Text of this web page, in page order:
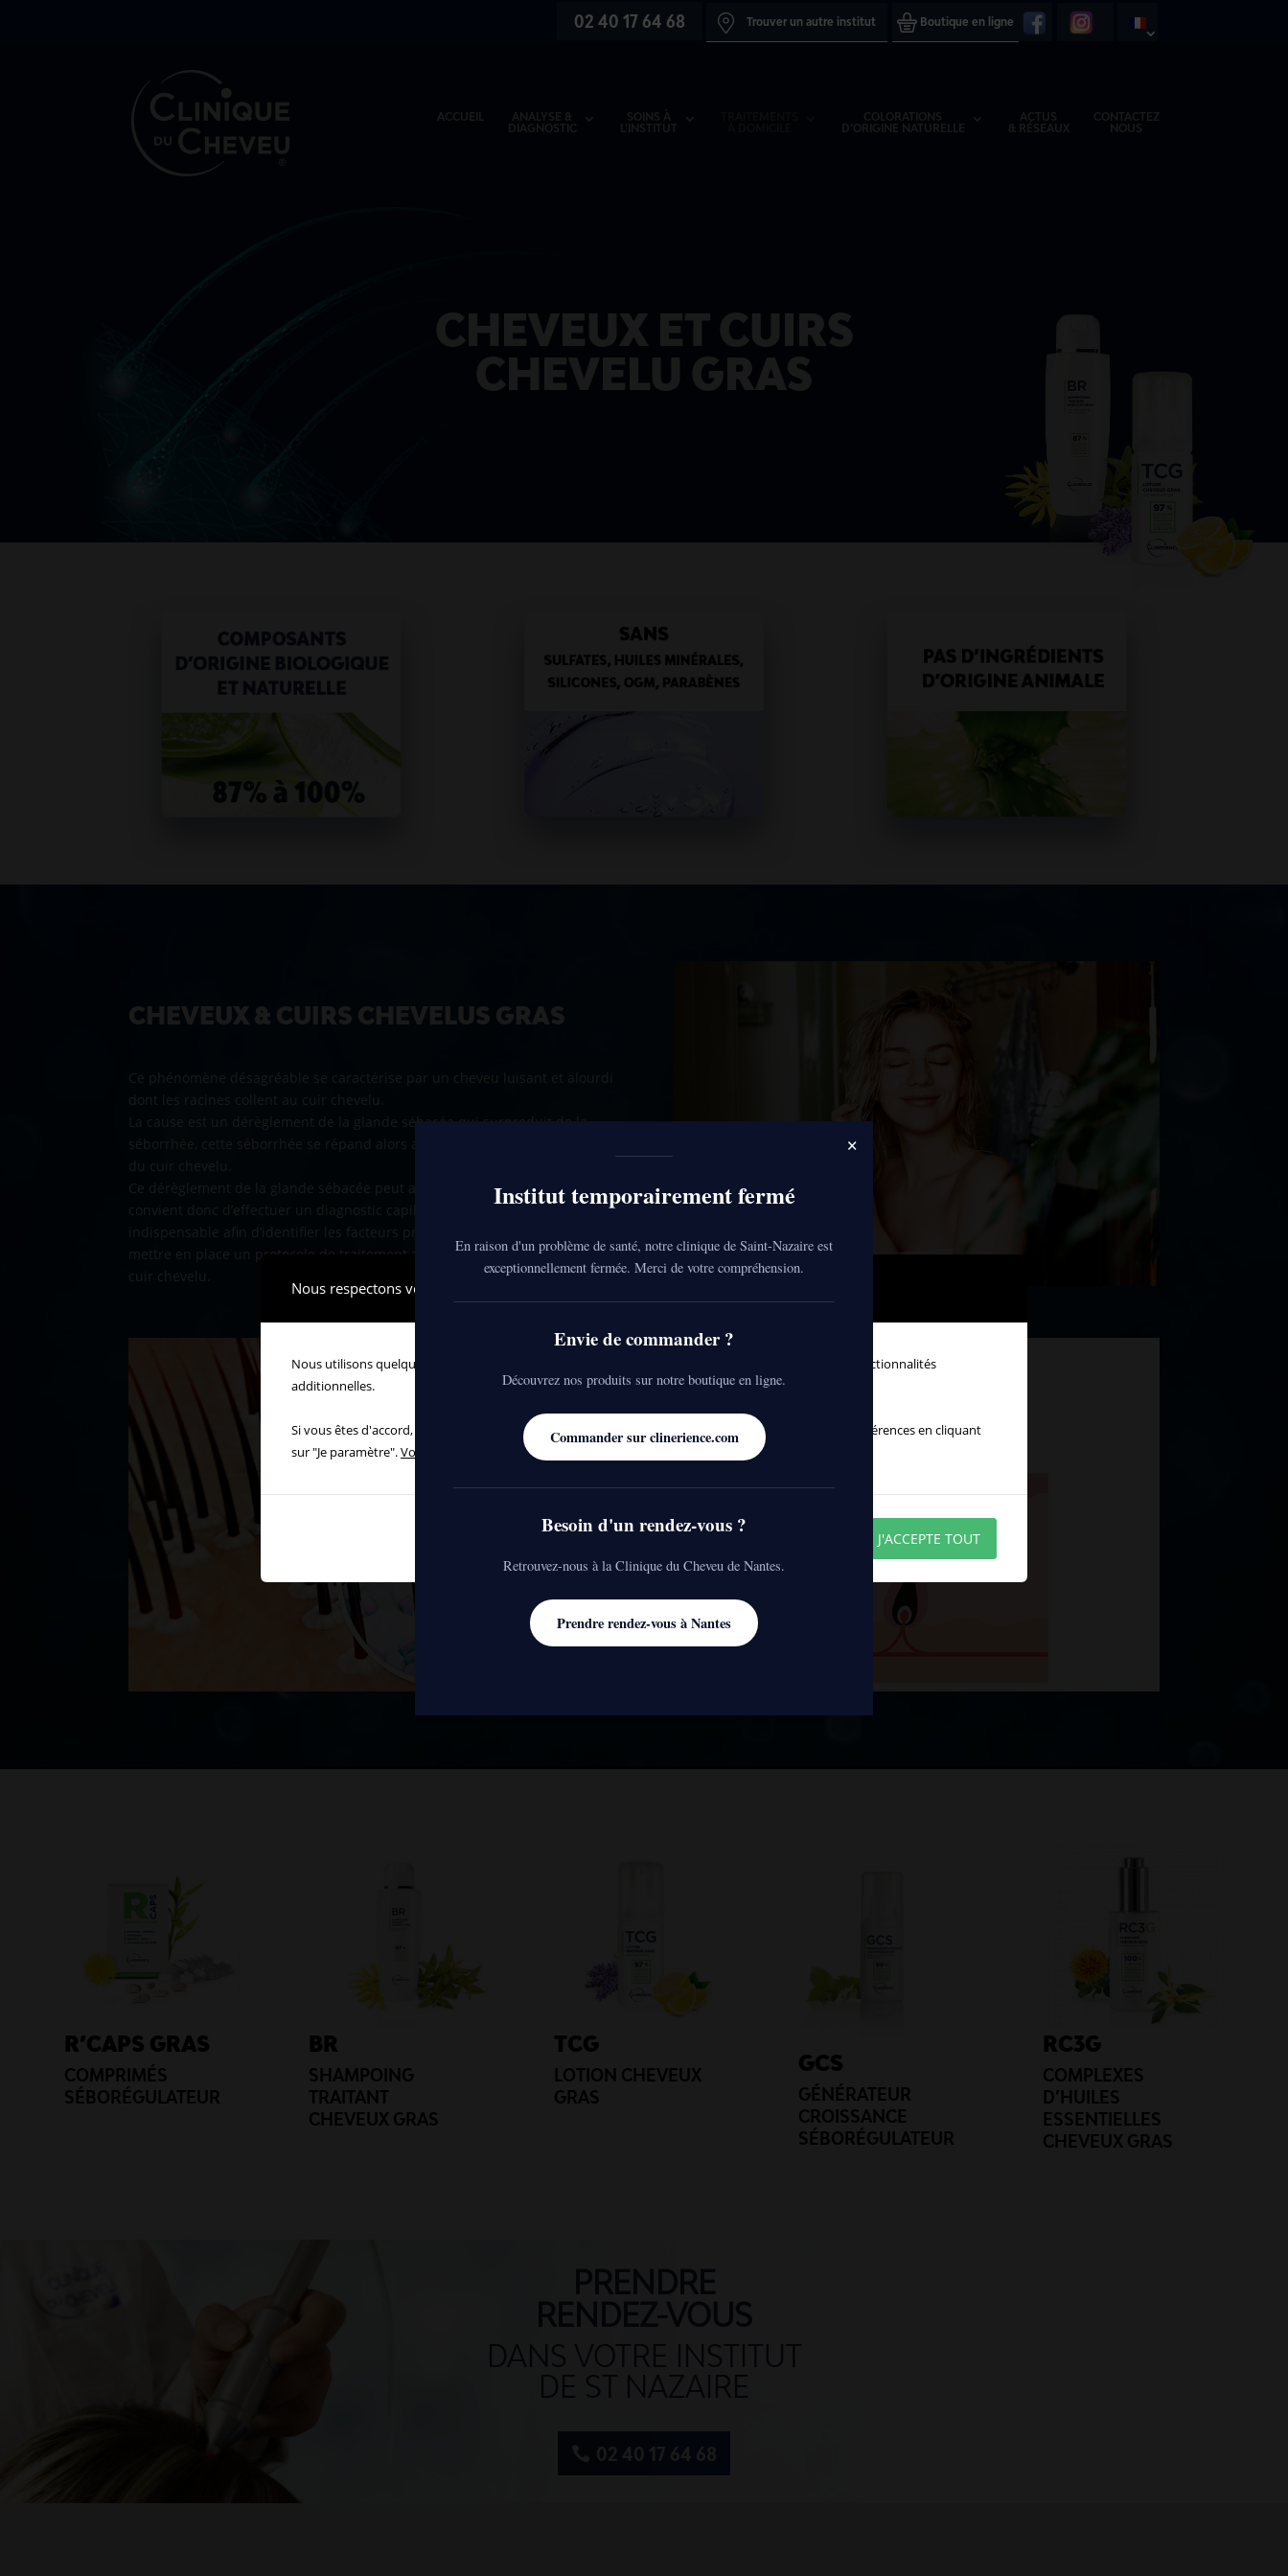
02 40 17 64 68 Trouver un autre institut Boutique en ligne
ACCUEIL
ANALYSE &
DIAGNOSTIC
SOINS À
L’INSTITUT
COLORATIONS
D’ORIGINE NATURELLE
ACTUS
& RÉSEAUX
CONTACTEZ
NOUS
CHEVEUX ET CUIRS
CHEVELU GRAS
CHEVEUX & CUIRS CHEVELUS GRAS
Ce phénomène désagréable se caractérise par un cheveu luisant et alourdi
dont les racines collent au cuir chevelu.
La cause est un dérèglement de la glande sébacée qui surproduit de la
séborrhée, cette séborrhée se répand alors au niveau du follicule pileux et
du cuir chevelu.
Ce dérèglement de la glande sébacée peut avoir de nombreuses causes, il
convient donc d’effectuer un diagnostic capillaire, cette étape est
indispensable afin d’identifier les facteurs précis du dérèglement et de
mettre en place un protocole de traitement adapté visant à rééquilibrer le
cuir chevelu.
R’CAPS GRAS
COMPRIMÉS
SÉBORÉGULATEUR
BR
SHAMPOING
TRAITANT
CHEVEUX GRAS
TCG
LOTION CHEVEUX
GRAS
GCS
GÉNÉRATEUR
CROISSANCE
SÉBORÉGULATEUR
RC3G
COMPLEXES
D’HUILES
ESSENTIELLES
CHEVEUX GRAS
02 40 17 64 68
Nous respectons votre vie privée
Nous utilisons quelques cookies ou autres traceurs pour réaliser des statistiques et vous offrir des fonctionnalités
additionnelles.
Si vous êtes d'accord, vous pouvez cliquer sur "J'accepte tout", sinon vous pouvez paramétrer vos préférences en cliquant
sur "Je paramètre".Voir plus d'information sur nos cookies
JE CONTINUE SANS ACCEPTER J'ACCEPTE TOUT
×
Institut temporairement fermé
En raison d'un problème de santé, notre clinique de Saint-Nazaire est
exceptionnellement fermée. Merci de votre compréhension.
Envie de commander ?
Découvrez nos produits sur notre boutique en ligne.
Commander sur clinerience.com
Besoin d'un rendez-vous ?
Retrouvez-nous à la Clinique du Cheveu de Nantes.
Prendre rendez-vous à Nantes